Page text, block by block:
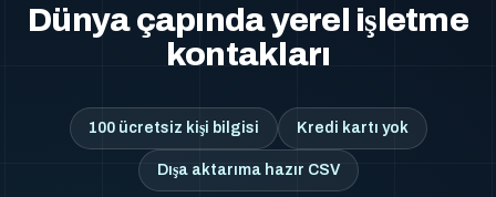
Dünya çapında yerel işletme
kontakları
100 ücretsiz kişi bilgisi Kredi kartı yok
Dışa aktarıma hazır CSV